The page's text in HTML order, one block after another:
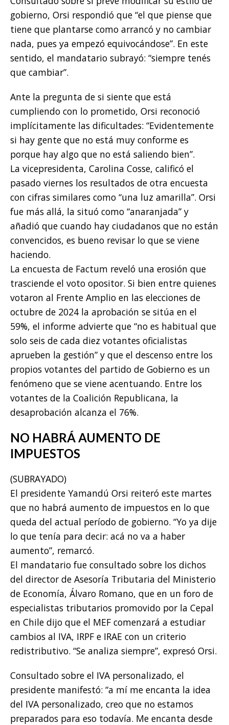
gobierno, Orsi respondió que “el que piense que
tiene que plantarse como arrancó y no cambiar
nada, pues ya empezó equivocándose”. En este
sentido, el mandatario subrayó: “siempre tenés
que cambiar”.
Ante la pregunta de si siente que está
cumpliendo con lo prometido, Orsi reconoció
implícitamente las dificultades: “Evidentemente
si hay gente que no está muy conforme es
porque hay algo que no está saliendo bien”.
La vicepresidenta, Carolina Cosse, calificó el
pasado viernes los resultados de otra encuesta
con cifras similares como “una luz amarilla”. Orsi
fue más allá, la situó como “anaranjada” y
añadió que cuando hay ciudadanos que no están
convencidos, es bueno revisar lo que se viene
haciendo.
La encuesta de Factum reveló una erosión que
trasciende el voto opositor. Si bien entre quienes
votaron al Frente Amplio en las elecciones de
octubre de 2024 la aprobación se sitúa en el
59%, el informe advierte que “no es habitual que
solo seis de cada diez votantes oficialistas
aprueben la gestión” y que el descenso entre los
propios votantes del partido de Gobierno es un
fenómeno que se viene acentuando. Entre los
votantes de la Coalición Republicana, la
desaprobación alcanza el 76%.
NO HABRÁ AUMENTO DE
IMPUESTOS
(SUBRAYADO)
El presidente Yamandú Orsi reiteró este martes
que no habrá aumento de impuestos en lo que
queda del actual período de gobierno. “Yo ya dije
lo que tenía para decir: acá no va a haber
aumento”, remarcó.
El mandatario fue consultado sobre los dichos
del director de Asesoría Tributaria del Ministerio
de Economía, Álvaro Romano, que en un foro de
especialistas tributarios promovido por la Cepal
en Chile dijo que el MEF comenzará a estudiar
cambios al IVA, IRPF e IRAE con un criterio
redistributivo. “Se analiza siempre”, expresó Orsi.
Consultado sobre el IVA personalizado, el
presidente manifestó: “a mí me encanta la idea
del IVA personalizado, creo que no estamos
preparados para eso todavía. Me encanta desde